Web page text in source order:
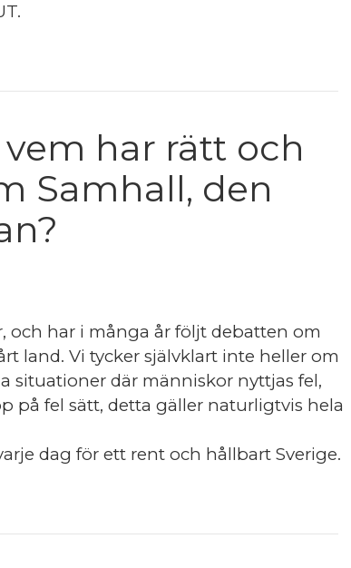
har rätt och
Samhall, den
och har i många år följt debatten om
land. Vi tycker självklart inte heller om
situationer där människor nyttjas fel,
på fel sätt, detta gäller naturligtvis hela
dag för ett rent och hållbart Sverige.